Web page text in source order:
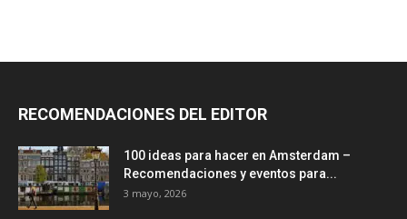
RECOMENDACIONES DEL EDITOR
100 ideas para hacer en Amsterdam –
Recomendaciones y eventos para...
3 mayo, 2026